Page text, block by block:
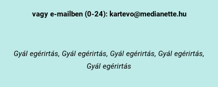
vagy e-mailben (0-24): kartevo@medianette.hu
Gyál egérirtás, Gyál egérirtás, Gyál egérirtás, Gyál egérirtás,
Gyál egérirtás